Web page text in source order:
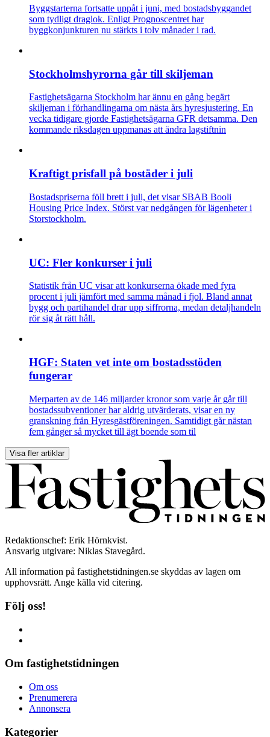
Byggstarterna fortsatte uppåt i juni, med bostadsbyggandet
som tydligt draglok. Enligt Prognoscentret har
byggkonjunkturen nu stärkts i tolv månader i rad.
Stockholmshyrorna går till skiljeman
Fastighetsägarna Stockholm har ännu en gång begärt
skiljeman i förhandlingarna om nästa års hyresjustering. En
vecka tidigare gjorde Fastighetsägarna GFR detsamma. Den
kommande riksdagen uppmanas att ändra lagstiftnin
Kraftigt prisfall på bostäder i juli
Bostadspriserna föll brett i juli, det visar SBAB Booli
Housing Price Index. Störst var nedgången för lägenheter i
Storstockholm.
UC: Fler konkurser i juli
Statistik från UC visar att konkurserna ökade med fyra
procent i juli jämfört med samma månad i fjol. Bland annat
bygg och partihandel drar upp siffrorna, medan detaljhandeln
rör sig åt rätt håll.
HGF: Staten vet inte om bostadsstöden
fungerar
Merparten av de 146 miljarder kronor som varje år går till
bostadssubventioner har aldrig utvärderats, visar en ny
granskning från Hyresgästföreningen. Samtidigt går nästan
fem gånger så mycket till ägt boende som til
Visa fler artiklar
Redaktionschef: Erik Hörnkvist.
Ansvarig utgivare: Niklas Stavegård.
All information på fastighetstidningen.se skyddas av lagen om
upphovsrätt. Ange källa vid citering.
Följ oss!
Om fastighetstidningen
Om oss
Prenumerera
Annonsera
Kategorier